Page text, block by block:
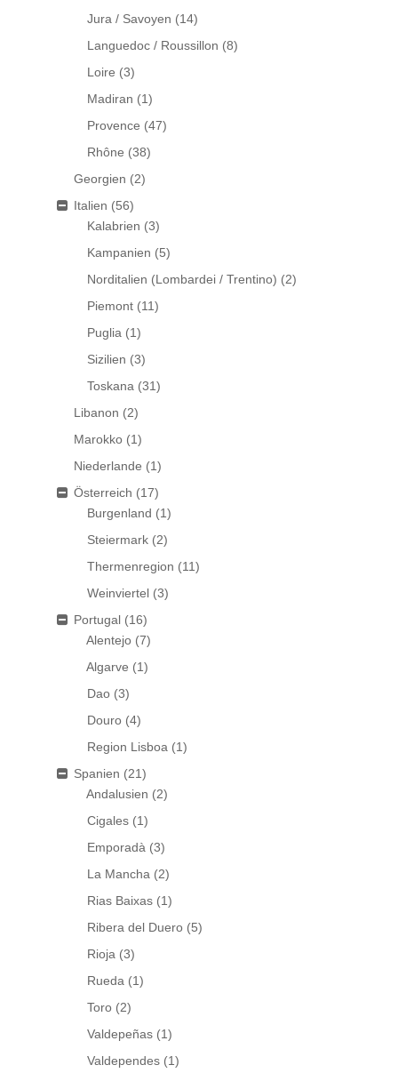
Jura / Savoyen (14)
Languedoc / Roussillon (8)
Loire (3)
Madiran (1)
Provence (47)
Rhône (38)
Georgien (2)
Italien (56)
Kalabrien (3)
Kampanien (5)
Norditalien (Lombardei / Trentino) (2)
Piemont (11)
Puglia (1)
Sizilien (3)
Toskana (31)
Libanon (2)
Marokko (1)
Niederlande (1)
Österreich (17)
Burgenland (1)
Steiermark (2)
Thermenregion (11)
Weinviertel (3)
Portugal (16)
Alentejo (7)
Algarve (1)
Dao (3)
Douro (4)
Region Lisboa (1)
Spanien (21)
Andalusien (2)
Cigales (1)
Emporadà (3)
La Mancha (2)
Rias Baixas (1)
Ribera del Duero (5)
Rioja (3)
Rueda (1)
Toro (2)
Valdepeñas (1)
Valdependes (1)